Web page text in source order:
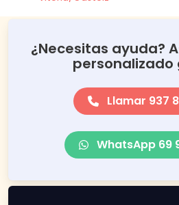
¿Necesitas ayuda?
Llamar 937
WhatsApp 69